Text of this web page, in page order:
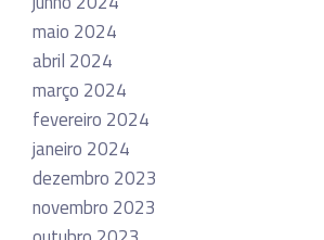
maio 2024
abril 2024
março 2024
fevereiro 2024
janeiro 2024
dezembro 2023
novembro 2023